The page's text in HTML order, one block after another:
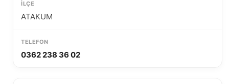
ATAKUM
0362 238 36 02